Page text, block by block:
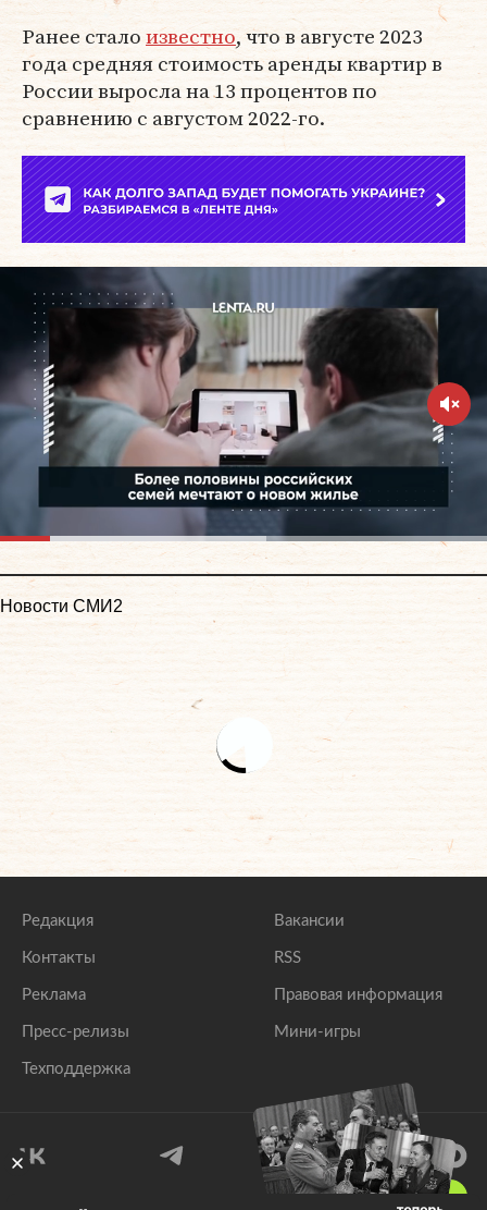
Ранее сталоизвестно, что в августе 2023
года средняя стоимость аренды квартир в
России выросла на 13 процентов по
сравнению с августом 2022-го.
Новости СМИ2
Редакция
Контакты
Реклама
Пресс-релизы
Техподдержка
Вакансии
RSS
Правовая информация
Мини-игры